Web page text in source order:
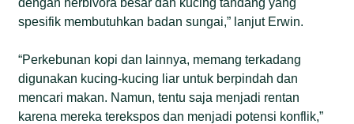
spesifik membutuhkan badan sungai,” lanjut Erwin.
“Perkebunan kopi dan lainnya, memang terkadang
digunakan kucing-kucing liar untuk berpindah dan
mencari makan. Namun, tentu saja menjadi rentan
karena mereka terekspos dan menjadi potensi konflik,”